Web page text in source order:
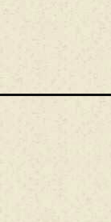
Aller